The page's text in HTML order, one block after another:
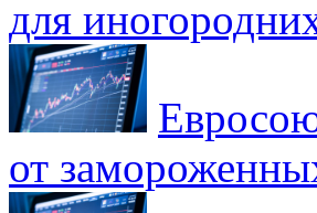
для
от